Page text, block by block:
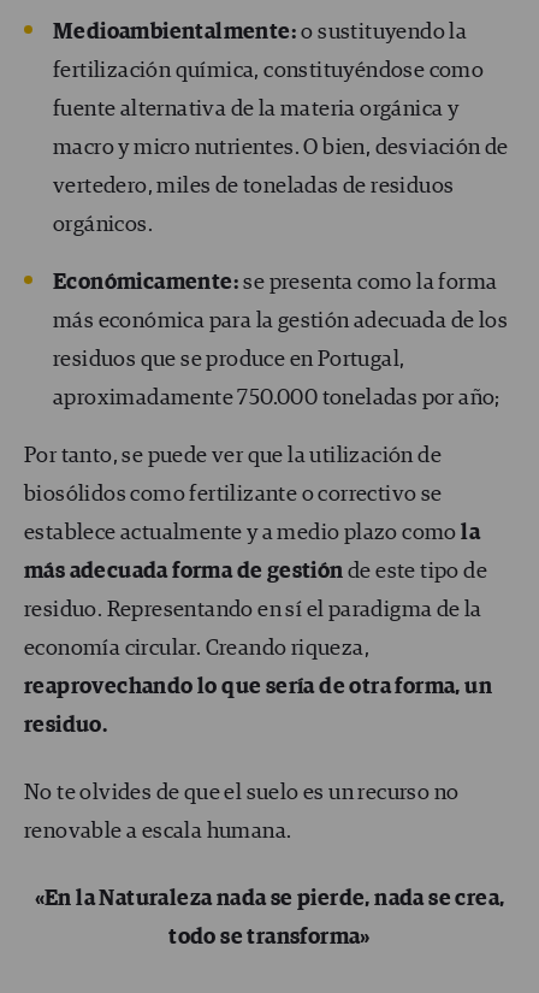
Medioambientalmente: o sustituyendo la
fertilización química, constituyéndose como
fuente alternativa de la materia orgánica y
macro y micro nutrientes. O bien, desviación de
vertedero, miles de toneladas de residuos
orgánicos.
Económicamente: se presenta como la forma
más económica para la gestión adecuada de los
residuos que se produce en Portugal,
aproximadamente 750.000 toneladas por año;
Por tanto, se puede ver que la utilización de
biosólidos como fertilizante o correctivo se
establece actualmente y a medio plazo como la
más adecuada forma de gestión de este tipo de
residuo. Representando en sí el paradigma de la
economía circular. Creando riqueza,
reaprovechando lo que sería de otra forma, un
residuo.
No te olvides de que el suelo es un recurso no
renovable a escala humana.
«En la Naturaleza nada se pierde, nada se crea,
todo se transforma»